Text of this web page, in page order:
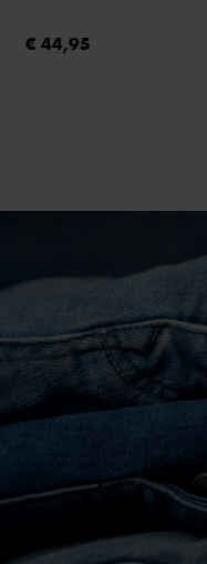
€ 44,95